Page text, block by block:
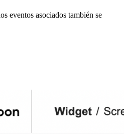
eventos asociados también se